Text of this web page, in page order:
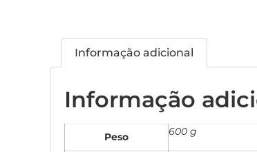
Informação adicional
Informação
Peso 600 g